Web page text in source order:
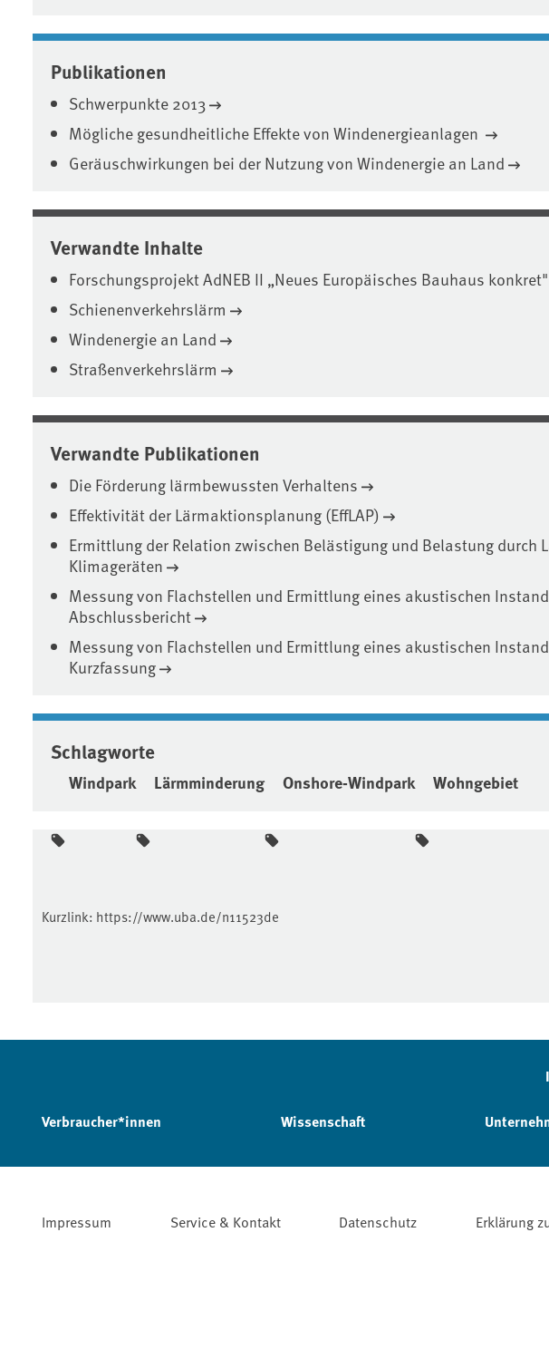
Publikationen
Schwerpunkte 2013
Mögliche gesundheitliche Effekte von Windenergieanlagen
Geräuschwirkungen bei der Nutzung von Windenergie an Land
Verwandte Inhalte
Forschungsprojekt AdNEB II „Neues Europäisches Bauhaus konkret"
Schienenverkehrslärm
Windenergie an Land
Straßenverkehrslärm
Verwandte Publikationen
Die Förderung lärmbewussten Verhaltens
Effektivität der Lärmaktionsplanung (EffLAP)
Ermittlung der Relation zwischen Belästigung und Belastung durch
Klimageräten
Messung von Flachstellen und Ermittlung eines akustischen
Abschlussbericht
Messung von Flachstellen und Ermittlung eines akustischen
Kurzfassung
Schlagworte
Windpark Lärmminderung Onshore-Windpark Wohngebiet
Kurzlink: https://www.uba.de/n11523de
Verbraucher*innen Wissenschaft
Impressum Service & Kontakt Datenschutz Erklärung